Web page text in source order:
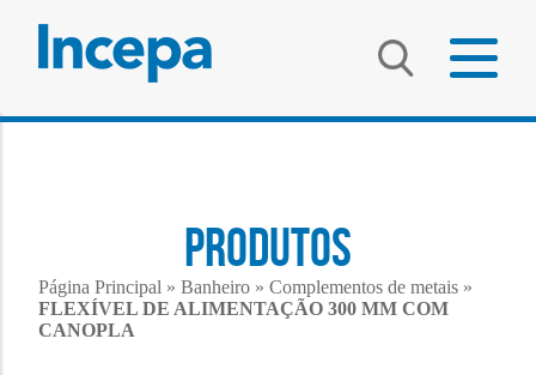
PRODUTOS
Página Principal » Banheiro » Complementos de metais »
FLEXÍVEL DE ALIMENTAÇÃO 300 MM COM
CANOPLA